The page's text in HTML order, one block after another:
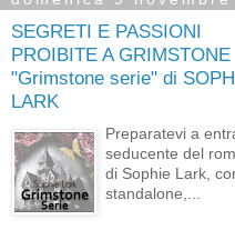
SEGRETI E PASSIONI
PROIBITE A GRIMSTONE
"Grimstone serie" di
LARK
Preparatevi a
seducente del
di Sophie Lark,
standalone,...